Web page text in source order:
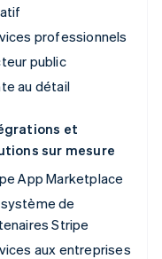
professionnels
public
au détail
et
sur mesure
App Marketplace
de
Stripe
aux entreprises